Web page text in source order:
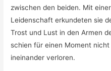
zwischen den beiden. Mit
Leidenschaft erkundeten sie
Trost und Lust in den Armen
schien für einen Moment
ineinander verloren.